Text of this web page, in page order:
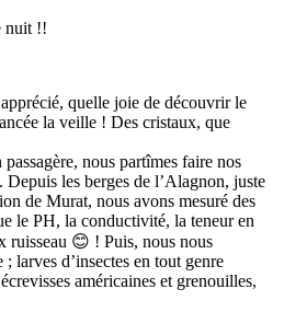
nuit !!
quelle joie de découvrir le
la veille ! Des cristaux, que
nous partîmes faire nos
Depuis les berges de l’Alagnon, juste
de Murat, nous avons mesuré des
le PH, la conductivité, la teneur en
ruisseau 😊 ! Puis, nous nous
larves d’insectes en tout genre
américaines et grenouilles,